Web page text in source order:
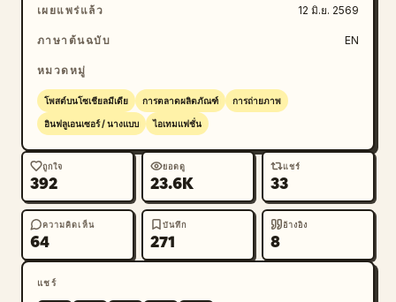
ทับด้วยบล็อกสีน้ำตาลอ่อนแนวตั้งจนมิด
6. กลางขวา: นั่งบนเนินหญ้า ชันเข่าขึ้น เห็นเสื้อสเวต
ครามและก้อนเมฆ
7. ล่างซ้าย: มุมมองจากด้านบนของหญิงสาวที่นอนอยู่บน
พื้นหญ้า ล้อมรอบด้วยกลีบดอกไม้สีชมพูและฟองสบู่ เสื้อ
8. ล่างกลาง: ภาพพอร์ตเทรตระยะใกล้จากมุมต่ำ มือข้าง
หนึ่งจับเส้นผม เห็นกำไลข้อมือไข่มุก มีฟองสบู่ขนาดใหญ่อยู่
ใกล้ด้านขวา พื้นหลังเป็นท้องฟ้าสีคราม
9. ล่างขวา: หญิงสาวถือกล้องสีดำขึ้นมาบังใบหน้า เห็น
เสื้อสเวตเตอร์สีชมพูเด่นชัด ท้องฟ้าสีครามพร้อมแสงแฟลร์
เผยแพร่แล้ว 12 มิ.ย. 2569
ภาษาต้นฉบับ EN
หมวดหมู่
โพสต์บนโซเชียลมีเดีย การตลาดผลิตภัณฑ์ การถ่ายภาพ
อินฟลูเอนเซอร์ / นางแบบ ไอเทมแฟชั่น
ถูกใจ
392
ยอดดู
23.6K
แชร์
33
ความคิดเห็น
64
บันทึก
271
อ้างอิง
8
แชร์